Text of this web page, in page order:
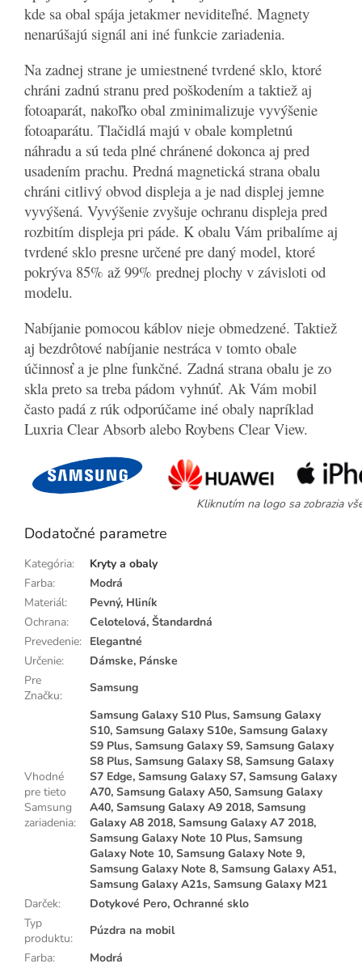
kde sa obal spája jetakmer neviditeľné. Magnety
nenarúšajú signál ani iné funkcie zariadenia.
Na zadnej strane je umiestnené tvrdené sklo, ktoré
chráni zadnú stranu pred poškodením a taktiež aj
fotoaparát, nakoľko obal zminimalizuje vyvýšenie
fotoaparátu. Tlačidlá majú v obale kompletnú
náhradu a sú teda plné chránené dokonca aj pred
usadením prachu. Predná magnetická strana obalu
chráni citlivý obvod displeja a je nad displej jemne
vyvýšená. Vyvýšenie zvyšuje ochranu displeja pred
rozbitím displeja pri páde. K obalu Vám pribalíme aj
tvrdené sklo presne určené pre daný model, ktoré
pokrýva 85% až 99% prednej plochy v závisloti od
modelu.
Nabíjanie pomocou káblov nieje obmedzené. Taktiež
aj bezdrôtové nabíjanie nestráca v tomto obale
účinnosť a je plne funkčné. Zadná strana obalu je zo
skla preto sa treba pádom vyhnúť. Ak Vám mobil
často padá z rúk odporúčame iné obaly napríklad
Luxria Clear Absorb alebo Roybens Clear View.
Kliknutím na logo sa zobrazia
Dodatočné parametre
Kategória:
Kryty a obaly
Farba:
Modrá
Materiál:
Pevný, Hliník
Ochrana:
Celotelová, Štandardná
Prevedenie: Elegantné
Určenie:
Dámske, Pánske
Pre
Značku:
Samsung
Vhodné
pre tieto
Samsung
zariadenia:
Samsung Galaxy S10 Plus, Samsung Galaxy
S10, Samsung Galaxy S10e, Samsung Galaxy
S9 Plus, Samsung Galaxy S9, Samsung Galaxy
S8 Plus, Samsung Galaxy S8, Samsung Galaxy
S7 Edge, Samsung Galaxy S7, Samsung Galaxy
A70, Samsung Galaxy A50, Samsung Galaxy
A40, Samsung Galaxy A9 2018, Samsung
Galaxy A8 2018, Samsung Galaxy A7 2018,
Samsung Galaxy Note 10 Plus, Samsung
Galaxy Note 10, Samsung Galaxy Note 9,
Samsung Galaxy Note 8, Samsung Galaxy A51,
Samsung Galaxy A21s, Samsung Galaxy M21
Darček:
Dotykové Pero, Ochranné sklo
Typ
produktu:
Púzdra na mobil
Farba:
Modrá